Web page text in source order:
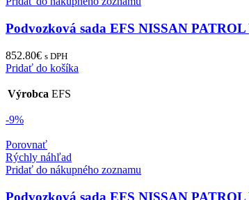
Podvozková sada EFS NISSAN
852.80€ s DPH
Pridať do košíka
Výrobca EFS
-9%
Porovnať
Rýchly náhľad
Pridať do nákupného zoznamu
Podvozková sada EFS NISSAN